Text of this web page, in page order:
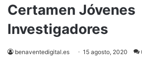
Certamen Jóvenes
Investigadores
benaventedigital.es 15 agosto, 2020